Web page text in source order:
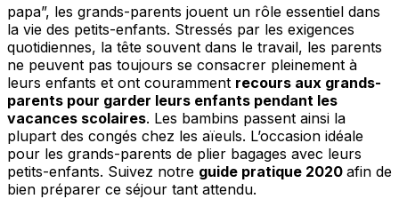
papa”, les grands-parents jouent un rôle essentiel dans
la vie des petits-enfants. Stressés par les exigences
quotidiennes, la tête souvent dans le travail, les parents
ne peuvent pas toujours se consacrer pleinement à
leurs enfants et ont couramment recours aux grands-
parents pour garder leurs enfants pendant les
vacances scolaires. Les bambins passent ainsi la
plupart des congés chez les aïeuls. L’occasion idéale
pour les grands-parents de plier bagages avec leurs
petits-enfants. Suivez notre guide pratique 2020 afin de
bien préparer ce séjour tant attendu.